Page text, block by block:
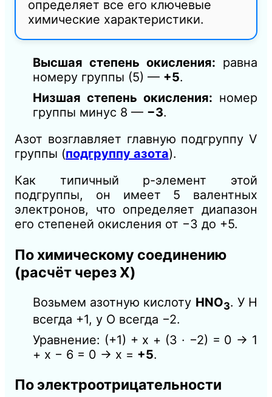
определяет все его ключевые
химические характеристики.
Высшая степень окисления: равна
номеру группы (5) — +5.
Низшая степень окисления: номер
группы минус 8 — −3.
Азот возглавляет главную подгруппу V
группы (подгруппу азота).
Как типичный p-элемент этой
подгруппы, он имеет 5 валентных
электронов, что определяет диапазон
его степеней окисления от −3 до +5.
По химическому соединению
(расчёт через X)
Возьмем азотную кислоту HNO3. У H
всегда +1, у O всегда −2.
Уравнение: (+1) + x + (3 · −2) = 0 → 1
+ x − 6 = 0 → x = +5.
По электроотрицательности